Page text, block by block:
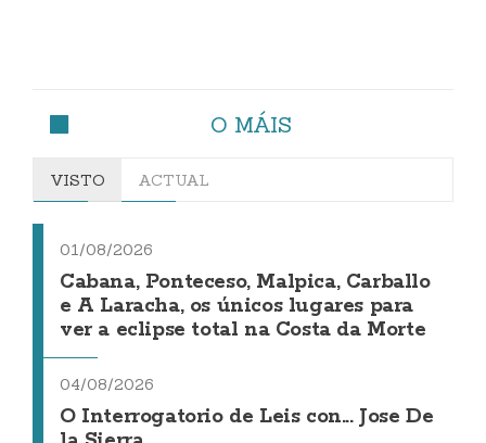
O MÁIS
VISTO ACTUAL
01/08/2026
Cabana, Ponteceso, Malpica, Carballo
e A Laracha, os únicos lugares para
ver a eclipse total na Costa da Morte
04/08/2026
O Interrogatorio de Leis con... Jose De